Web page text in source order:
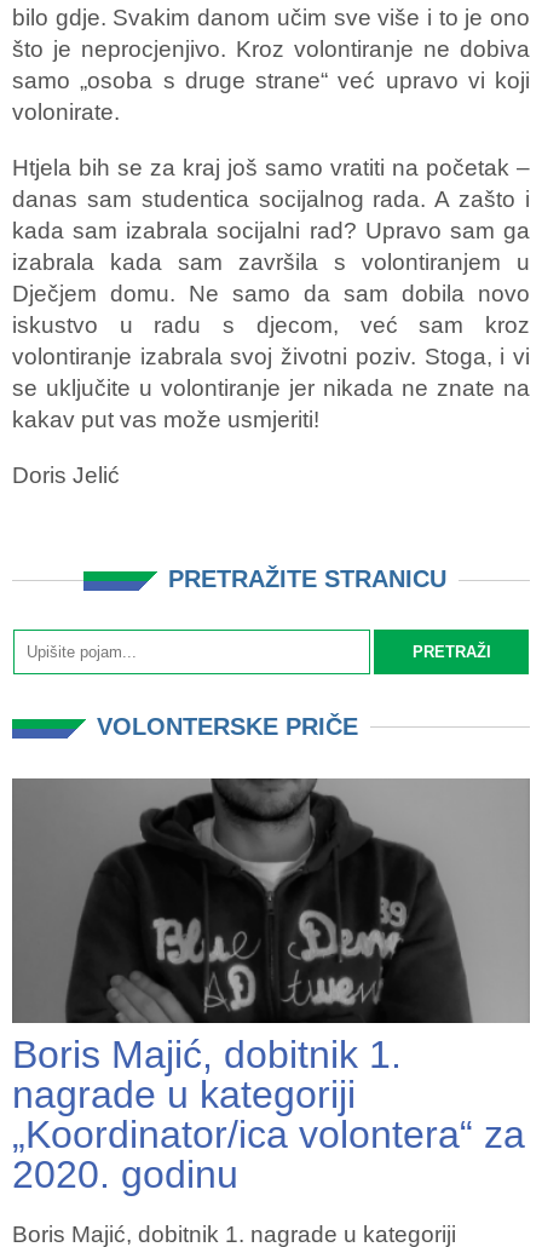
bilo gdje. Svakim danom učim sve više i to je ono
što je neprocjenjivo. Kroz volontiranje ne dobiva
samo „osoba s druge strane“ već upravo vi koji
volonirate.
Htjela bih se za kraj još samo vratiti na početak –
danas sam studentica socijalnog rada. A zašto i
kada sam izabrala socijalni rad? Upravo sam ga
izabrala kada sam završila s volontiranjem u
Dječjem domu. Ne samo da sam dobila novo
iskustvo u radu s djecom, već sam kroz
volontiranje izabrala svoj životni poziv. Stoga, i vi
se uključite u volontiranje jer nikada ne znate na
kakav put vas može usmjeriti!
Doris Jelić
PRETRAŽITE STRANICU
VOLONTERSKE PRIČE
Boris Majić, dobitnik 1.
nagrade u kategoriji
„Koordinator/ica volontera“ za
2020. godinu
Boris Majić, dobitnik 1. nagrade u kategoriji